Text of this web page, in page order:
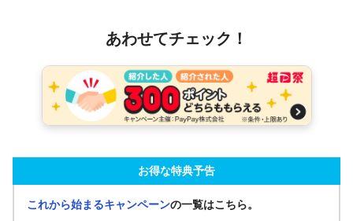
あわせてチェック！
お得な特典予告
これから始まるキャンペーンの一覧はこちら。